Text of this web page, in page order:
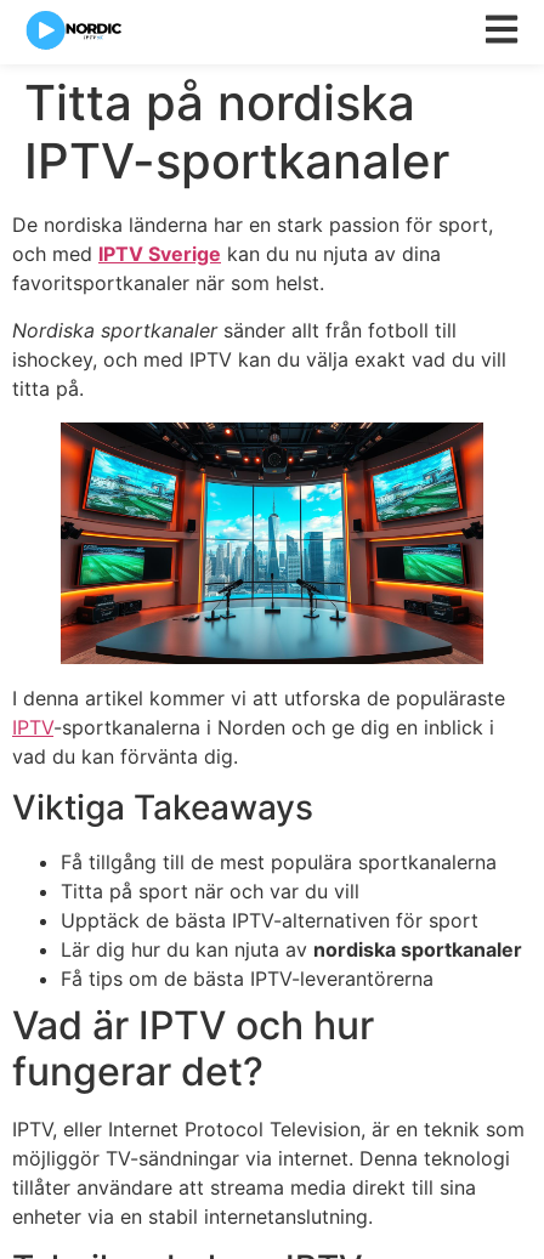
Titta på nordiska
IPTV-sportkanaler
De nordiska länderna har en stark passion för sport,
och med IPTV Sverige kan du nu njuta av dina
favoritsportkanaler när som helst.
Nordiska sportkanalersänder allt från fotboll till
ishockey, och med IPTV kan du välja exakt vad du vill
titta på.
I denna artikel kommer vi att utforska de populäraste
IPTV-sportkanalerna i Norden och ge dig en inblick i
vad du kan förvänta dig.
Viktiga Takeaways
Få tillgång till de mest populära sportkanalerna
Titta på sport när och var du vill
Upptäck de bästa IPTV-alternativen för sport
Lär dig hur du kan njuta av nordiska sportkanaler
Få tips om de bästa IPTV-leverantörerna
Vad är IPTV och hur
fungerar det?
IPTV, eller Internet Protocol Television, är en teknik som
möjliggör TV-sändningar via internet. Denna teknologi
tillåter användare att streama media direkt till sina
enheter via en stabil internetanslutning.